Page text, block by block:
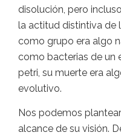
disolución, pero
la actitud distintiva de
como grupo era algo
como bacterias de un
petri, su muerte era
evolutivo.
Nos podemos
alcance de su visión.